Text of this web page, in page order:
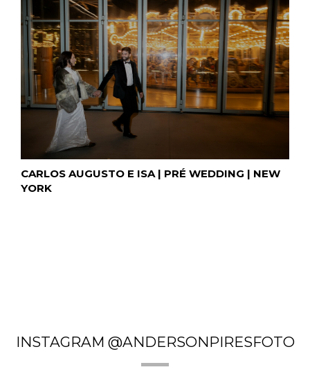
CARLOS AUGUSTO E ISA | PRÉ WEDDING | NEW
YORK
INSTAGRAM @ANDERSONPIRESFOTO